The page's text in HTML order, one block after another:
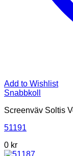
Add to Wishlist
Snabbkoll
Screenväv Soltis
51191
0 kr